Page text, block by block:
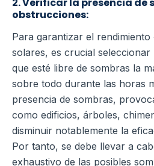
2. Verificar la presencia de
obstrucciones:
Para garantizar el
solares, es crucial
que esté libre de sombras la
sobre todo durante las horas
presencia de sombras,
como edificios, árboles,
disminuir notablemente la
Por tanto, se debe llevar a
exhaustivo de las posibles